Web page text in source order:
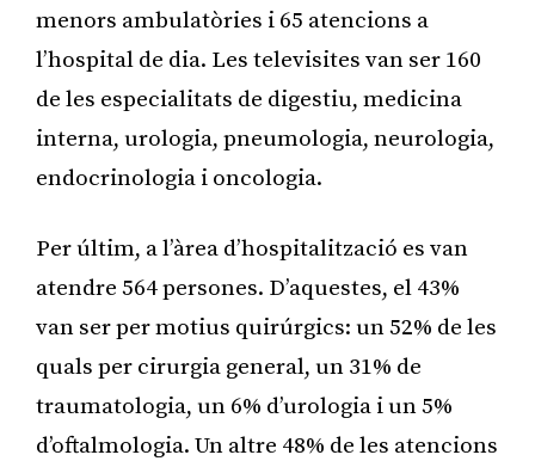
menors ambulatòries i 65 atencions a
l’hospital de dia. Les televisites van ser 160
de les especialitats de digestiu, medicina
interna, urologia, pneumologia, neurologia,
endocrinologia i oncologia.
Per últim, a l’àrea d’hospitalització es van
atendre 564 persones. D’aquestes, el 43%
van ser per motius quirúrgics: un 52% de les
quals per cirurgia general, un 31% de
traumatologia, un 6% d’urologia i un 5%
d’oftalmologia. Un altre 48% de les atencions